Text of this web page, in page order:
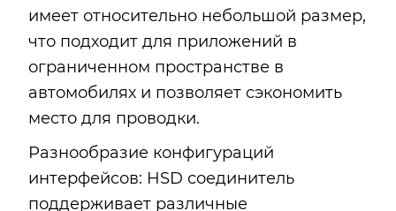
имеет относительно небольшой размер,
что подходит для приложений в
ограниченном пространстве в
автомобилях и позволяет сэкономить
место для проводки.
Разнообразие конфигураций
интерфейсов: HSD соединитель
поддерживает различные